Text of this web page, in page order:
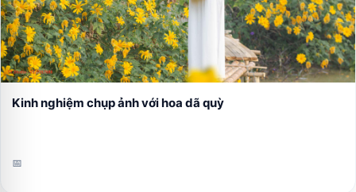
Kinh nghiệm chụp ảnh với hoa dã quỳ
📅